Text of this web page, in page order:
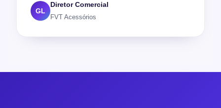
GL
Diretor Comercial
FVT Acessórios